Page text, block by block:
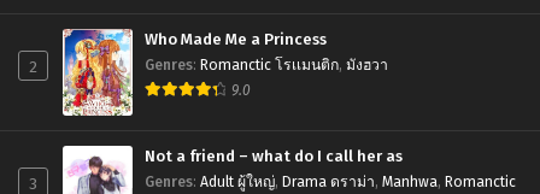
2
Who Made Me a Princess
Genres: Romanctic โรเเมนติก, มังฮวา
9.0
3
Not a friend – what do I call her as
Genres: Adult ผู้ใหญ่, Drama ดราม่า, Manhwa, Romanctic